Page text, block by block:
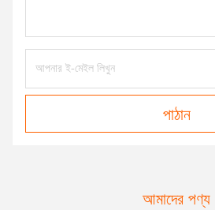
পাঠান
আমাদের পণ্য